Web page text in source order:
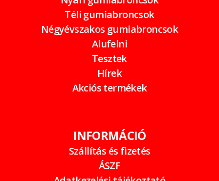
Téli gumiabroncsok
Négyévszakos gumiabroncsok
Alufelni
Tesztek
Hírek
Akciós termékek
INFORMÁCIÓ
Szállítás és fizetés
ÁSZF